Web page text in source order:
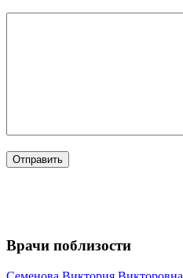
Врачи поблизости